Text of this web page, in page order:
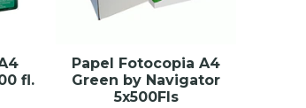
fl.
Papel Fotocopia A4
Green by Navigator
5x500Fls